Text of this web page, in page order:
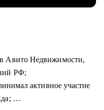
Авито Недвижимости,
РФ;
активное участие